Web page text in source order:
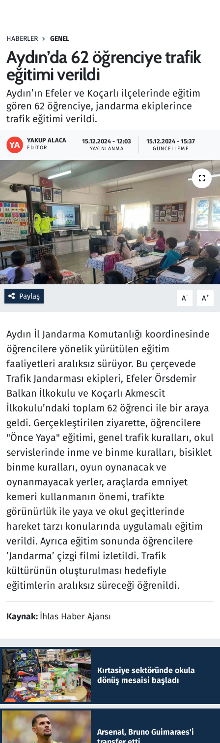
HABERLER GENEL
Aydın’da 62 öğrenciye trafik
eğitimi verildi
Aydın’ın Efeler ve Koçarlı ilçelerinde eğitim
gören 62 öğrenciye, jandarma ekiplerince
trafik eğitimi verildi.
YAKUP ALACA
EDITÖR
15.12.2024 - 12:03
YAYINLANMA
15.12.2024 - 15:37
GÜNCELLEME
Paylaş A- A+
Aydın İl Jandarma Komutanlığı koordinesinde
öğrencilere yönelik yürütülen eğitim
faaliyetleri aralıksız sürüyor. Bu çerçevede
Trafik Jandarması ekipleri, Efeler Örsdemir
Balkan İlkokulu ve Koçarlı Akmescit
İlkokulu’ndaki toplam 62 öğrenci ile bir araya
geldi. Gerçekleştirilen ziyarette, öğrencilere
"Önce Yaya" eğitimi, genel trafik kuralları, okul
servislerinde inme ve binme kuralları, bisiklet
binme kuralları, oyun oynanacak ve
oynanmayacak yerler, araçlarda emniyet
kemeri kullanmanın önemi, trafikte
görünürlük ile yaya ve okul geçitlerinde
hareket tarzı konularında uygulamalı eğitim
verildi. Ayrıca eğitim sonunda öğrencilere
’Jandarma’ çizgi filmi izletildi. Trafik
kültürünün oluşturulması hedefiyle
eğitimlerin aralıksız süreceği öğrenildi.
Kaynak: İhlas Haber Ajansı
Kırtasiye sektöründe okula
dönüş mesaisi başladı
Arsenal, Bruno Guimaraes'i
Haber
Kültür Sanat
Kurumsal Haberler
Lezzet Durağı
Memur ve Kamu
Otomobil
Oyun
Ramazan
Resmi İlanlar
Rüya Tabirleri
Sağlık
Seçim 2023
Spor
Teknoloji ve Bilim
Televizyon